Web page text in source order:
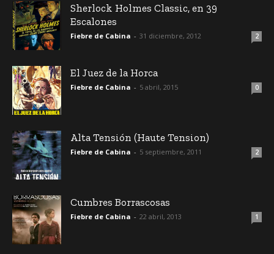
Sherlock Holmes Classic, en 39
Escalones
Fiebre de Cabina - 31 diciembre, 2012 2
El Juez de la Horca
Fiebre de Cabina - 5 abril, 2015 0
Alta Tensión (Haute Tension)
Fiebre de Cabina - 5 septiembre, 2011 2
Cumbres Borrascosas
Fiebre de Cabina - 22 abril, 2013 1